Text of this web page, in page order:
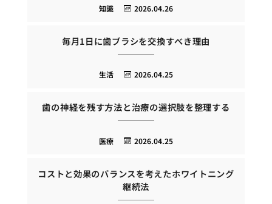
2026.04.26
知識
毎月1日に歯ブラシを交換すべき理由
2026.04.25
生活
歯の神経を残す方法と治療の選択肢を整理する
2026.04.25
医療
コストと効果のバランスを考えたホワイトニング
継続法